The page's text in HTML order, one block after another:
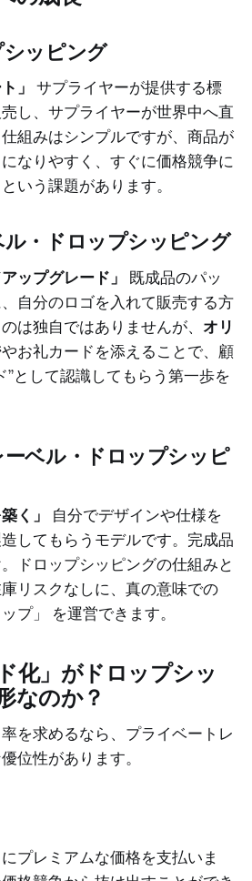
ッピング
」 サプライヤーが提供する標
し、サプライヤーが世界中へ直
組みはシンプルですが、商品が
なりやすく、すぐに価格競争に
いう課題があります。
・ドロップシッピング
ップグレード」
既成品のパッ
自分のロゴを入れて販売する方
は独自ではありませんが、 オリ
やお礼カードを添えることで、顧
”として認識してもらう第一歩を
ベル・ドロップシッピ
く」
自分でデザインや仕様を
してもらうモデルです。完成品
ドロップシッピングの仕組みと
リスクなしに、真の意味での
プ」 を運営できます。
化」がドロップシッ
なのか？
を求めるなら、プライベートレ
位性があります。
プレミアムな価格を支払いま